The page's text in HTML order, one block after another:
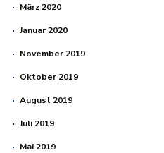
März 2020
Januar 2020
November 2019
Oktober 2019
August 2019
Juli 2019
Mai 2019